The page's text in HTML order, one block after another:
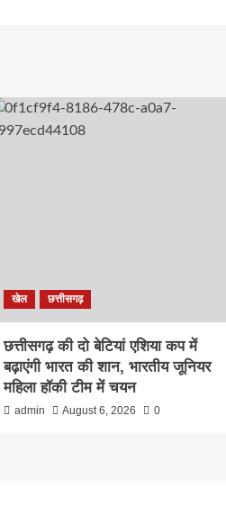
खेल छत्तीसगढ़
छत्तीसगढ़ की दो बेटियां एशिया कप में
बढ़ाएंगी भारत की शान, भारतीय जूनियर
महिला हॉकी टीम में चयन
admin August 6, 2026 0